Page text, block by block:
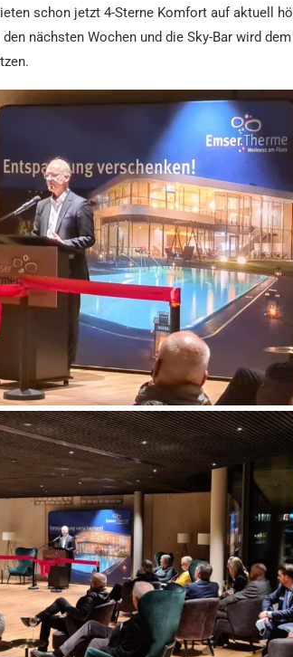
schon jetzt 4-Sterne Komfort auf aktuell
nächsten Wochen und die Sky-Bar wird